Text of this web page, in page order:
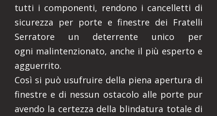
tutti i componenti, rendono i cancelletti di
sicurezza per porte e finestre dei Fratelli
Serratore un deterrente unico per
ogni malintenzionato, anche il più esperto e
agguerrito.
Così si può usufruire della piena apertura di
finestre e di nessun ostacolo alle porte pur
avendo la certezza della blindatura totale di